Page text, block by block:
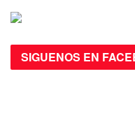
SIGUENOS EN